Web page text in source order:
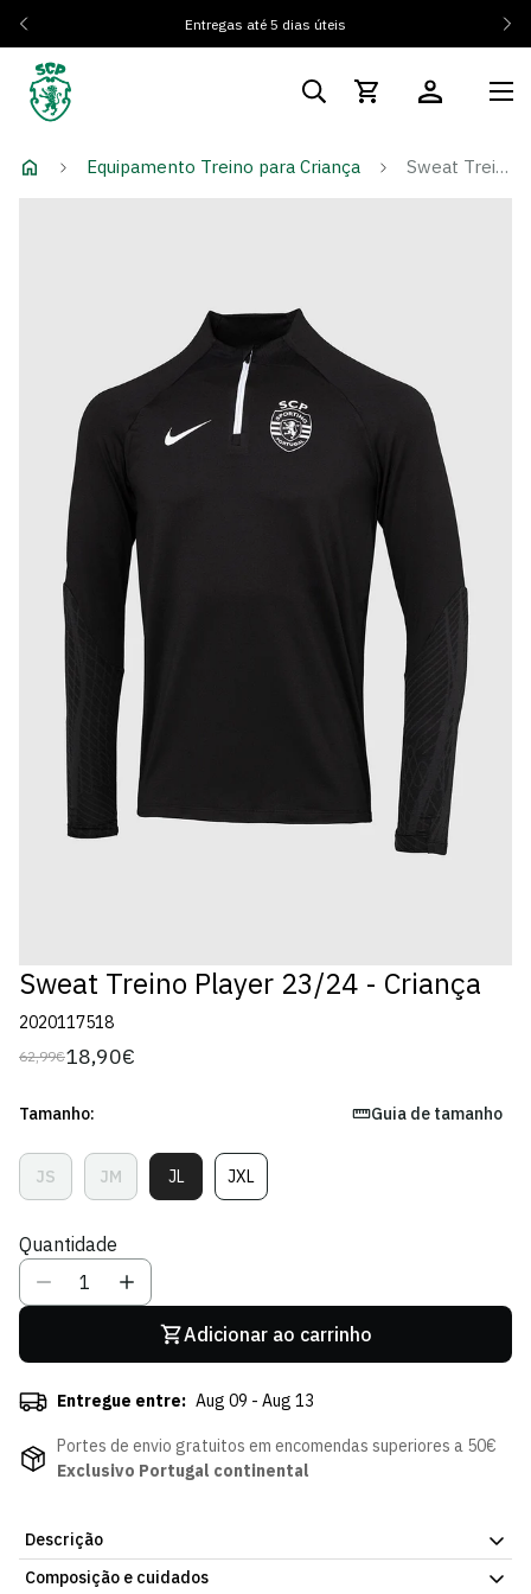
Entregas até 5 dias úteis
Equipamento Treino para Criança Sweat Treino Player 23/24 - Criança
Sweat Treino Player 23/24 - Criança
2020117518
Preço
62,99€
Preço
venda
18,90€
Tamanho: Guia de tamanho
JSVariante
Esgotada
Indisponível
JMVariante
Esgotada
Indisponível
JLVariante
Esgotada
JXLVariante
Esgotada
Quantidade
Adicionar ao carrinho
Entregue entre: Aug 09 - Aug 13
Portes de envio gratuitos em encomendas superiores a 50€
Exclusivo Portugal continental
Descrição
Para os jovens atletas que treinam com seriedade. A Sweat de
Composição e cuidados